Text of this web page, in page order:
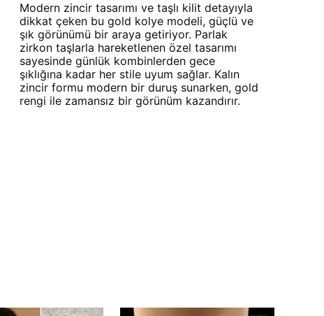
Modern zincir tasarımı ve taşlı kilit detayıyla
dikkat çeken bu gold kolye modeli, güçlü ve
şık görünümü bir araya getiriyor. Parlak
zirkon taşlarla hareketlenen özel tasarımı
sayesinde günlük kombinlerden gece
şıklığına kadar her stile uyum sağlar. Kalın
zincir formu modern bir duruş sunarken, gold
rengi ile zamansız bir görünüm kazandırır.